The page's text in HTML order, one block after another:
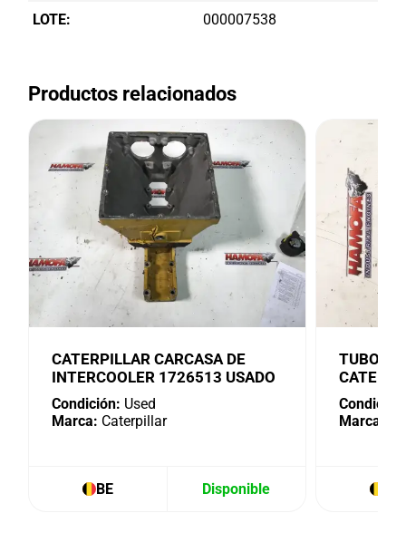
LOTE: 000007538
Productos relacionados
CATERPILLAR CARCASA DE
INTERCOOLER 1726513 USADO
Condición: Used
Marca: Caterpillar
BE Disponible
TUBO
Marca: